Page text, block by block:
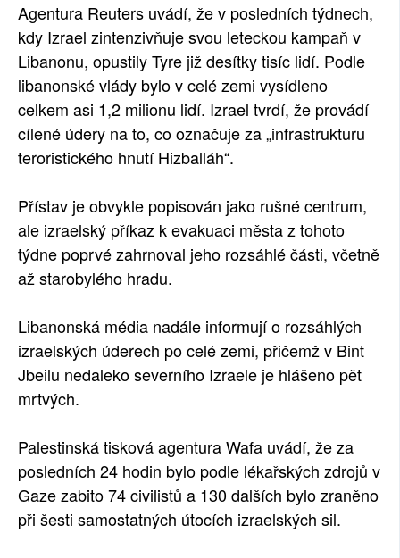
Agentura Reuters uvádí, že v posledních týdnech,
kdy Izrael zintenzivňuje svou leteckou kampaň v
Libanonu, opustily Tyre již desítky tisíc lidí. Podle
libanonské vlády bylo v celé zemi vysídleno
celkem asi 1,2 milionu lidí. Izrael tvrdí, že provádí
cílené údery na to, co označuje za „infrastrukturu
teroristického hnutí Hizballáh“.
Přístav je obvykle popisován jako rušné centrum,
ale izraelský příkaz k evakuaci města z tohoto
týdne poprvé zahrnoval jeho rozsáhlé části, včetně
až starobylého hradu.
Libanonská média nadále informují o rozsáhlých
izraelských úderech po celé zemi, přičemž v Bint
Jbeilu nedaleko severního Izraele je hlášeno pět
mrtvých.
Palestinská tisková agentura Wafa uvádí, že za
posledních 24 hodin bylo podle lékařských zdrojů v
Gaze zabito 74 civilistů a 130 dalších bylo zraněno
při šesti samostatných útocích izraelských sil.